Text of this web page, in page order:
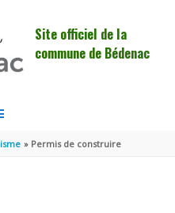
Site officiel de la
commune de Bédenac
Permis de construire